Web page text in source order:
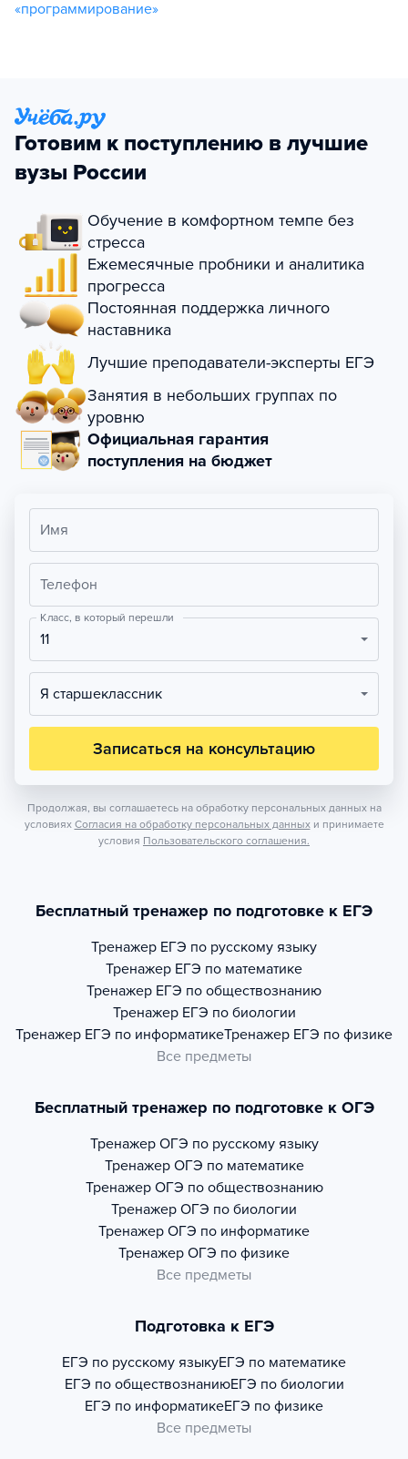
«программирование»
Готовим к поступлению в лучшие
вузы России
Обучение в комфортном темпе без
стресса
Ежемесячные пробники и аналитика
прогресса
Постоянная поддержка личного
наставника
Лучшие преподаватели-эксперты ЕГЭ
Занятия в небольших группах по
уровню
Официальная гарантия
поступления на бюджет
Имя
Телефон
Класс, в который перешли
11
Я старшеклассник
Записаться на консультацию
Продолжая, вы соглашаетесь на обработку персональных данных на
условиях Согласия на обработку персональных данных и принимаете
условия Пользовательского соглашения.
Бесплатный тренажер по подготовке к ЕГЭ
Тренажер ЕГЭ по русскому языку
Тренажер ЕГЭ по математике
Тренажер ЕГЭ по обществознанию
Тренажер ЕГЭ по биологии
Тренажер ЕГЭ по информатикеТренажер ЕГЭ по физике
Все предметы
Бесплатный тренажер по подготовке к ОГЭ
Тренажер ОГЭ по русскому языку
Тренажер ОГЭ по математике
Тренажер ОГЭ по обществознанию
Тренажер ОГЭ по биологии
Тренажер ОГЭ по информатике
Тренажер ОГЭ по физике
Все предметы
Подготовка к ЕГЭ
ЕГЭ по русскому языкуЕГЭ по математике
ЕГЭ по обществознаниюЕГЭ по биологии
ЕГЭ по информатикеЕГЭ по физике
Все предметы